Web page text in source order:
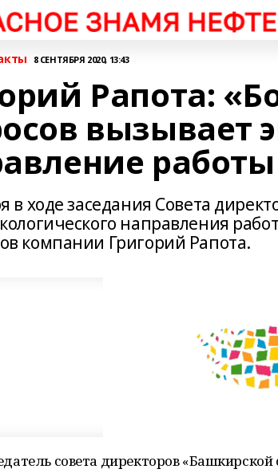
8 СЕНТЯБРЯ 2020, 13:43
Рапота:
вызывает
в ходе заседания Совета
направления
компании Григорий Рапота.
совета директоров